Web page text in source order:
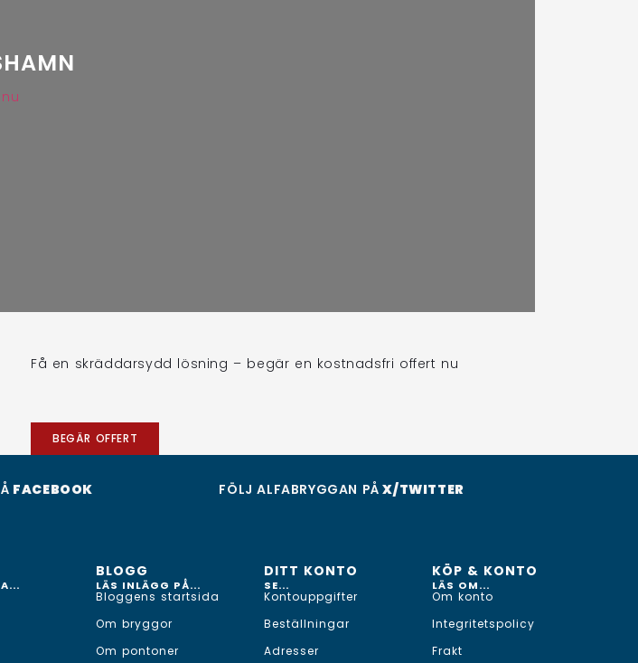
Få en skräddarsydd lösning – begär en kostnadsfri offert nu
BEGÄR OFFERT
FACEBOOK FÖLJ ALFABRYGGAN PÅ X/TWITTER
BLOGG
LÄS INLÄGG PÅ...
Bloggens startsida
Om bryggor
Om pontoner
DITT KONTO
SE...
Kontouppgifter
Beställningar
Adresser
KÖP & KONTO
LÄS OM...
Om konto
Integritetspolicy
Frakt